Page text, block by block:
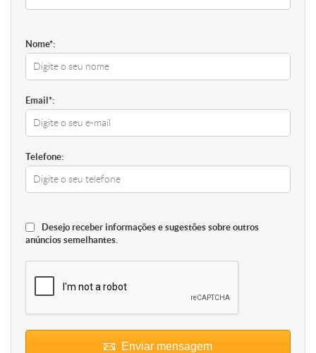
Nome*:
Email*:
Telefone:
Desejo receber informações e sugestões sobre outros
anúncios semelhantes.
Enviar mensagem